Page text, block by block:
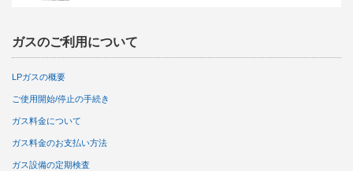
ガスのご利用について
LPガスの概要
ご使用開始/停止の手続き
ガス料金について
ガス料金のお支払い方法
ガス設備の定期検査